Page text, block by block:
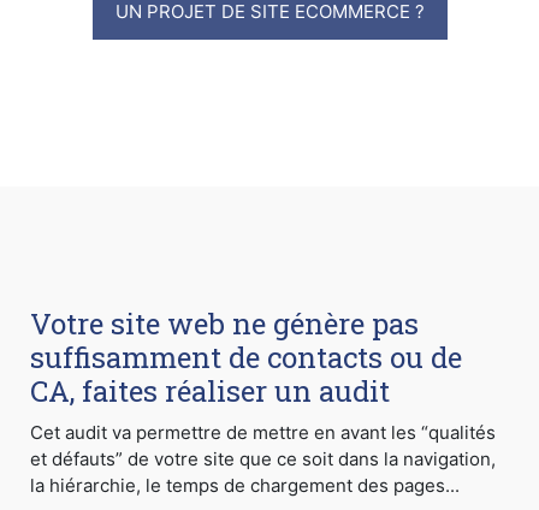
UN PROJET DE SITE ECOMMERCE ?
Votre site web ne génère pas
suffisamment de contacts ou de
CA, faites réaliser un audit
Cet audit va permettre de mettre en avant les “qualités
et défauts” de votre site que ce soit dans la navigation,
la hiérarchie, le temps de chargement des pages...